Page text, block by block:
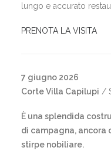
lungo e accurato
PRENOTA LA VISITA
7 giugno 2026
Corte Villa Capilupi /
È una splendida
di campagna, ancora
stirpe nobiliare.